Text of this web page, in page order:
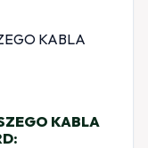
KABLA